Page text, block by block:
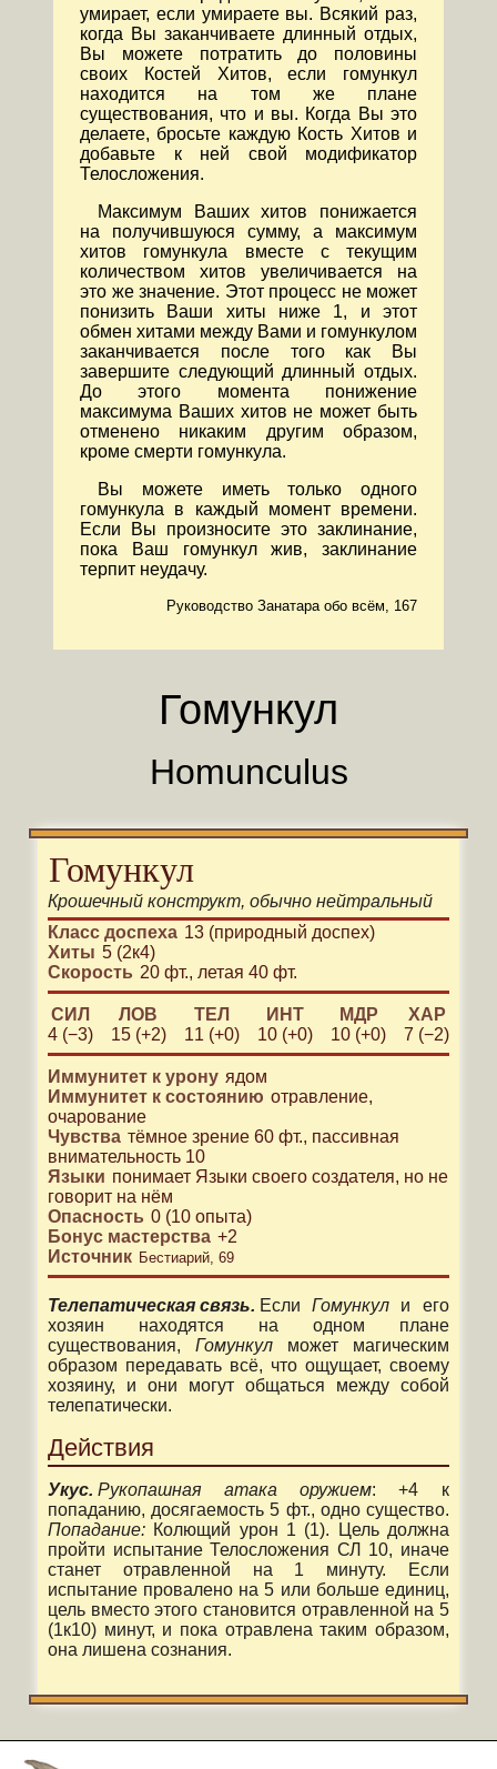
умирает, если умираете вы. Всякий раз,
когда Вы заканчиваете длинный отдых,
Вы можете потратить до половины
своих Костей Хитов, если гомункул
находится на том же плане
существования, что и вы. Когда Вы это
делаете, бросьте каждую Кость Хитов и
добавьте к ней свой модификатор
Телосложения.
Максимум Ваших хитов понижается
на получившуюся сумму, а максимум
хитов гомункула вместе с текущим
количеством хитов увеличивается на
это же значение. Этот процесс не может
понизить Ваши хиты ниже 1, и этот
обмен хитами между Вами и гомункулом
заканчивается после того как Вы
завершите следующий длинный отдых.
До этого момента понижение
максимума Ваших хитов не может быть
отменено никаким другим образом,
кроме смерти гомункула.
Вы можете иметь только одного
гомункула в каждый момент времени.
Если Вы произносите это заклинание,
пока Ваш гомункул жив, заклинание
терпит неудачу.
Руководство Занатара обо всём, 167
Гомункул
Homunculus
Гомункул
Крошечный конструкт, обычно нейтральный
Класс доспеха 13 (природный доспех)
Хиты 5 (2к4)
Скорость 20 фт., летая 40 фт.
СИЛ
4 (−3)
ЛОВ
15 (+2)
ТЕЛ
11 (+0)
ИНТ
10 (+0)
МДР
10 (+0)
ХАР
7 (−2)
Иммунитет к урону ядом
Иммунитет к состоянию отравление
очарование
Чувства тёмное зрение 60 фт., пассивная
внимательность 10
Языки понимает Языки своего создателя, но не
говорит на нём
Опасность 0(10опыта)
Бонус мастерства +2
Источник Бестиарий, 69
Телепатическая связь. Если Гомункули его
хозяин находятся на одном плане
существования, Гомункулможет магическим
образом передавать всё, что ощущает, своему
хозяину, и они могут общаться между собой
телепатически.
Действия
Укус. Рукопашная атака оружием: +4 к
попаданию, досягаемость 5 фт., одно существо.
Попадание:Колющий урон 1 (1). Цель должна
пройти испытание Телосложения СЛ 10, иначе
станет отравленной на 1 минуту. Если
испытание провалено на 5 или больше единиц,
цель вместо этого становится отравленной на 5
(1к10) минут, и пока отравлена таким образом,
она лишена сознания.